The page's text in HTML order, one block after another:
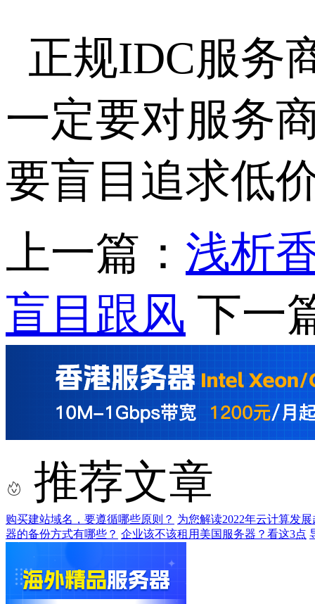
正规IDC服务
一定要对服务
要盲目追求低
上一篇： 浅析
盲目跟风 下一
推荐文章
购买建站域名，要遵循哪些原则？ 为您解读2022年云计算发展
器的备份方式有哪些？ 企业该不该租用美国服务器？看这3点